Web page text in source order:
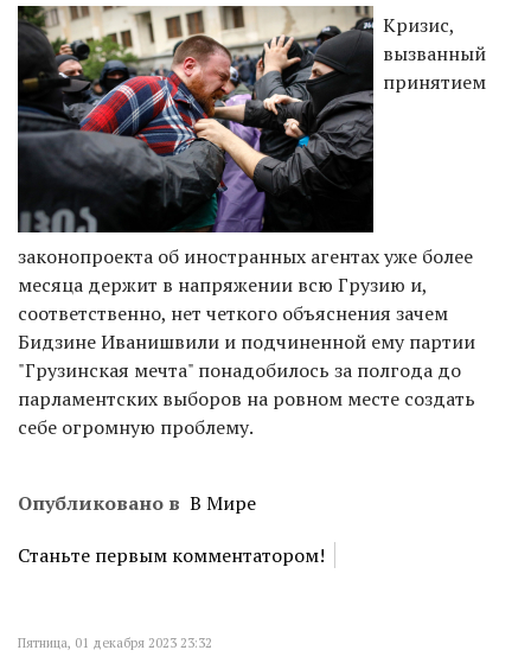
Кризис,
вызванный
принятием
законопроекта об иностранных агентах уже более
месяца держит в напряжении всю Грузию и,
соответственно, нет четкого объяснения зачем
Бидзине Иванишвили и подчиненной ему партии
"Грузинская мечта" понадобилось за полгода до
парламентских выборов на ровном месте создать
себе огромную проблему.
Опубликовано в В Мире
Станьте первым комментатором!
Пятница, 01 декабря 2023 23:32